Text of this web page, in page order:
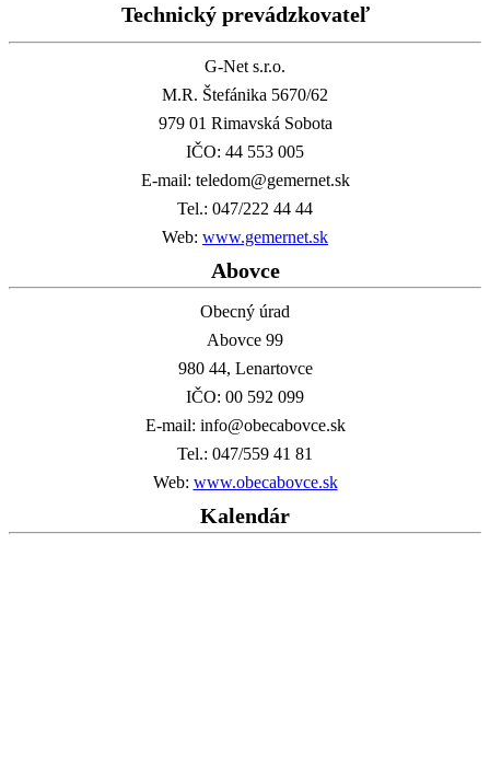
Technický prevádzkovateľ
G-Net s.r.o.
M.R. Štefánika 5670/62
979 01 Rimavská Sobota
IČO: 44 553 005
E-mail: teledom@gemernet.sk
Tel.: 047/222 44 44
Web: www.gemernet.sk
Abovce
Obecný úrad
Abovce 99
980 44, Lenartovce
IČO: 00 592 099
E-mail: info@obecabovce.sk
Tel.: 047/559 41 81
Web: www.obecabovce.sk
Kalendár